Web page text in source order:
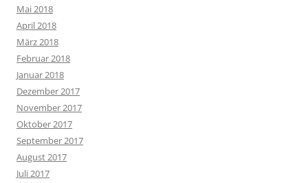
Mai 2018
April 2018
März 2018
Februar 2018
Januar 2018
Dezember 2017
November 2017
Oktober 2017
September 2017
August 2017
Juli 2017